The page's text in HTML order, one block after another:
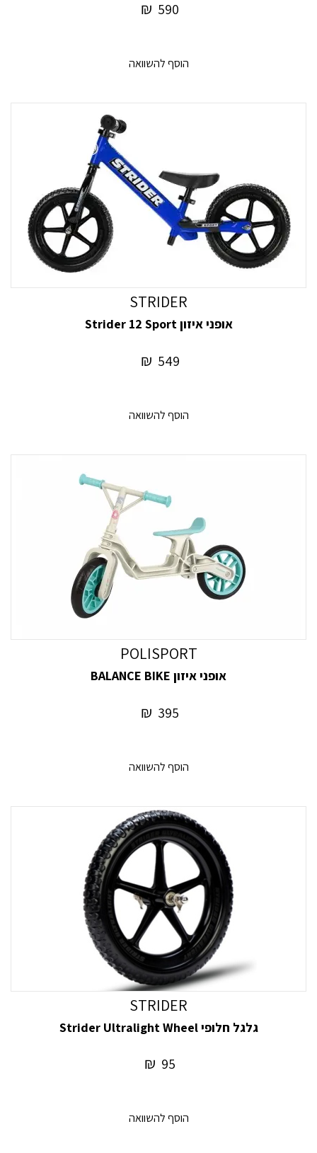
590
₪
הוסף להשוואה
STRIDER
אופני איזון Strider 12 Sport
549
₪
POLISPORT
אופני איזון BALANCE BIKE
395
₪
STRIDER
גלגל חלופי Strider Ultralight Wheel
95
₪
הוסף להשוואה